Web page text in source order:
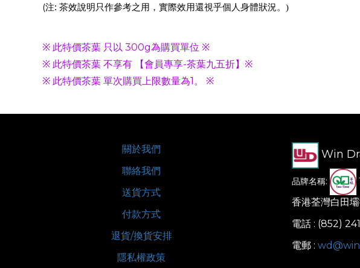
(注: 茶效說明只作參考之用，實際效用還視乎個人身體狀況。)
※ 此特價茶葉 只以 300g為購買單位 ※
※ 此特價茶葉 不享有 【會員專享-茶葉九五折】※
※ 此特價茶葉 單次購買上限數量為1。 ※
關於我們
聯絡我們
送貨方式
付款方式
退貨/換貨安排
隱私權政策
Win
品牌名稱:
香港荃灣白田
電話 : (852)
電郵 :